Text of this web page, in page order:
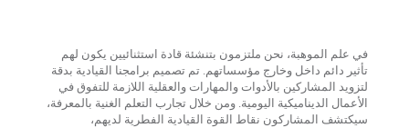
في علم الموهبة، نحن ملتزمون بتنشئة قادة استثنائيين يكون لهم
تأثير دائم داخل وخارج مؤسساتهم. تم تصميم برامجنا القيادية بدقة
لتزويد المشاركين بالأدوات والمهارات والعقلية اللازمة للتفوق في
الأعمال الديناميكية اليومية. ومن خلال تجارب التعلم الغنية بالمعرفة،
سيكتشف المشاركون نقاط القوة القيادية الفطرية لديهم،